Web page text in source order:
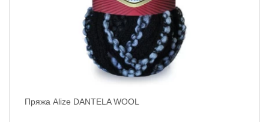
Пряжа Alize DANTELA WOOL